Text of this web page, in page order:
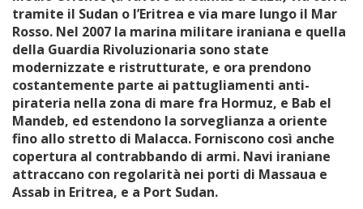
tramite il Sudan o l’Eritrea e via mare lungo il Mar
Rosso. Nel 2007 la marina militare iraniana e quella
della Guardia Rivoluzionaria sono state
modernizzate e ristrutturate, e ora prendono
costantemente parte ai pattugliamenti anti-
pirateria nella zona di mare fra Hormuz, e Bab el
Mandeb, ed estendono la sorveglianza a oriente
fino allo stretto di Malacca. Forniscono così anche
copertura al contrabbando di armi. Navi iraniane
attraccano con regolarità nei porti di Massaua e
Assab in Eritrea, e a Port Sudan.